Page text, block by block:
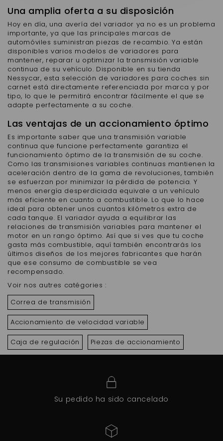
Una amplia oferta a su disposición
Hoy en día, una avería del variador ya no es un problema
importante, ya que las principales marcas de
automóviles suministran piezas de recambio. Ya están
disponibles varios modelos de variadores para
mantener, reparar u optimizar la transmisión variable
continua de su vehículo. Disponible en su tienda
Nessycar, esta selección de variadores para coches sin
carnet está directamente referenciada por marca y por
tipo, lo que le permitirá encontrar fácilmente el que se
adapte perfectamente a su coche.
Las ventajas de un accionamiento óptimo
Es importante saber que una transmisión variable
continua que funcione perfectamente garantiza el
funcionamiento óptimo de la transmisión de su coche.
Como las transmisiones variables continuas mantienen la
aceleración dentro de la gama de revoluciones, también
se esfuerzan por minimizar la pérdida de potencia. Y
menos energía desperdiciada equivale a un vehículo
más eficiente en cuanto a combustible. Lo que lo hace
ideal para obtener unos cuantos kilómetros extra de
cada tanque. El variador ayuda a equilibrar las
relaciones de transmisión variables para mantener el
motor en un rango óptimo. Así que si ves que tu coche
gasta más combustible, aquí también encontrarás los
últimos diseños de los mejores fabricantes que harán
que ese consumo de combustible se vea
recompensado.
Voir nos autres catégories :
Correa de transmisión
Accionamiento de velocidad variable
Caja de regulación Piezas de accionamiento
Su pedido ha sido cancelado